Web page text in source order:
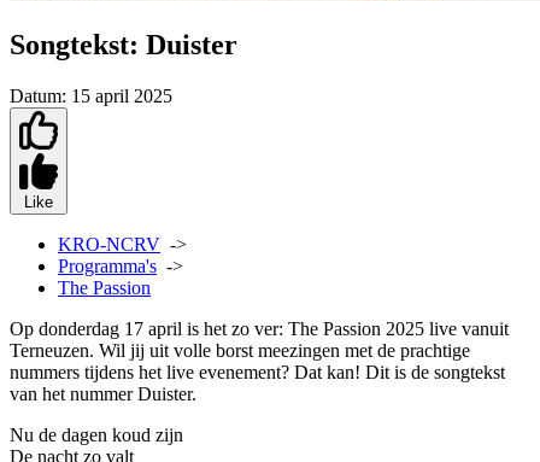
Songtekst: Duister
Datum: 15 april 2025
Like
KRO-NCRV ->
Programma's ->
The Passion
Op donderdag 17 april is het zo ver: The Passion 2025 live vanuit
Terneuzen. Wil jij uit volle borst meezingen met de prachtige
nummers tijdens het live evenement? Dat kan! Dit is de songtekst
van het nummer Duister.
Nu de dagen koud zijn
De nacht zo valt